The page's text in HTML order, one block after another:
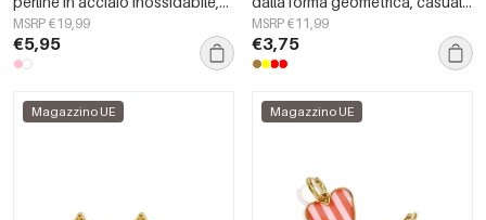
serie &quot;Cute Daily
Simple&quot;, gioielli da donna.
MSRP €19,99
€5,95
e semplici, della serie da donna.
MSRP €11,99
€3,75
Magazzino UE Magazzino UE